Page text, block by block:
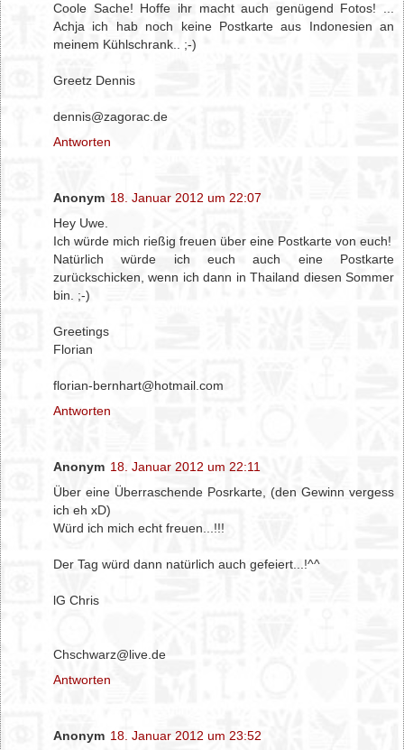
Coole Sache! Hoffe ihr macht auch genügend Fotos! ...
Achja ich hab noch keine Postkarte aus Indonesien an
meinem Kühlschrank.. ;-)
Greetz Dennis
dennis@zagorac.de
Antworten
Anonym 18. Januar 2012 um 22:07
Hey Uwe.
Ich würde mich rießig freuen über eine Postkarte von euch!
Natürlich würde ich euch auch eine Postkarte
zurückschicken, wenn ich dann in Thailand diesen Sommer
bin. ;-)
Greetings
Florian
florian-bernhart@hotmail.com
Antworten
Anonym 18. Januar 2012 um 22:11
Über eine Überraschende Posrkarte, (den Gewinn vergess
ich eh xD)
Würd ich mich echt freuen...!!!
Der Tag würd dann natürlich auch gefeiert...!^^
lG Chris
Chschwarz@live.de
Antworten
Anonym 18. Januar 2012 um 23:52